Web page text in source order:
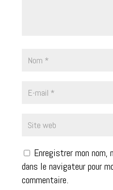
Enregistrer mon
dans le navigateur pour
commentaire.